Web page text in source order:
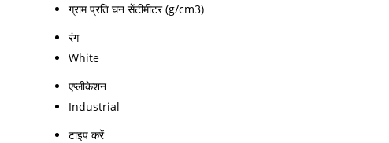
ग्राम प्रति घन सेंटीमीटर (g/cm3)
रंग
White
एप्लीकेशन
Industrial
टाइप करें